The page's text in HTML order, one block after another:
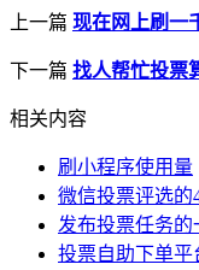
上一篇 现在网上刷一
下一篇 找人帮忙投票
相关内容
刷小程序使用量
微信投票评选的
发布投票任务的
投票自助下单平